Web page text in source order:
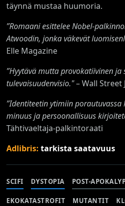
täynnä mustaa huumoria.
”Romaani esittelee Nobel-
Atwoodin, jonka väkevät
Elle Magazine
”Hyytävä mutta provokatiivinen ja
tulevaisuudenvisio."– Wall Street
”Identiteetin ytimiin porautuvassa
minuus ja persoonallisuus
Tähtivaeltaja-palkintoraati
Adlibris:tarkista saatavuus
SCIFI DYSTOPIA POST-
EKOKATASTROFIT MUTANTIT